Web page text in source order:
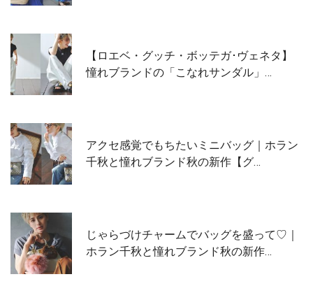
【ロエベ・グッチ・ボッテガ･ヴェネタ】
憧れブランドの「こなれサンダル」…
アクセ感覚でもちたいミニバッグ｜ホラン
千秋と憧れブランド秋の新作【グ…
じゃらづけチャームでバッグを盛って♡｜
ホラン千秋と憧れブランド秋の新作…